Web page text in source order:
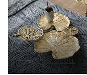
Butopêa